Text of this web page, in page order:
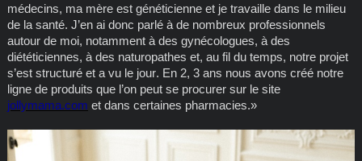
médecins, ma mère est généticienne et je travaille dans le milieu
de la santé. J’en ai donc parlé à de nombreux professionnels
autour de moi, notamment à des gynécologues, à des
diététiciennes, à des naturopathes et, au fil du temps, notre projet
s’est structuré et a vu le jour. En 2, 3 ans nous avons créé notre
ligne de produits que l’on peut se procurer sur le site
jollymama.com et dans certaines pharmacies.»